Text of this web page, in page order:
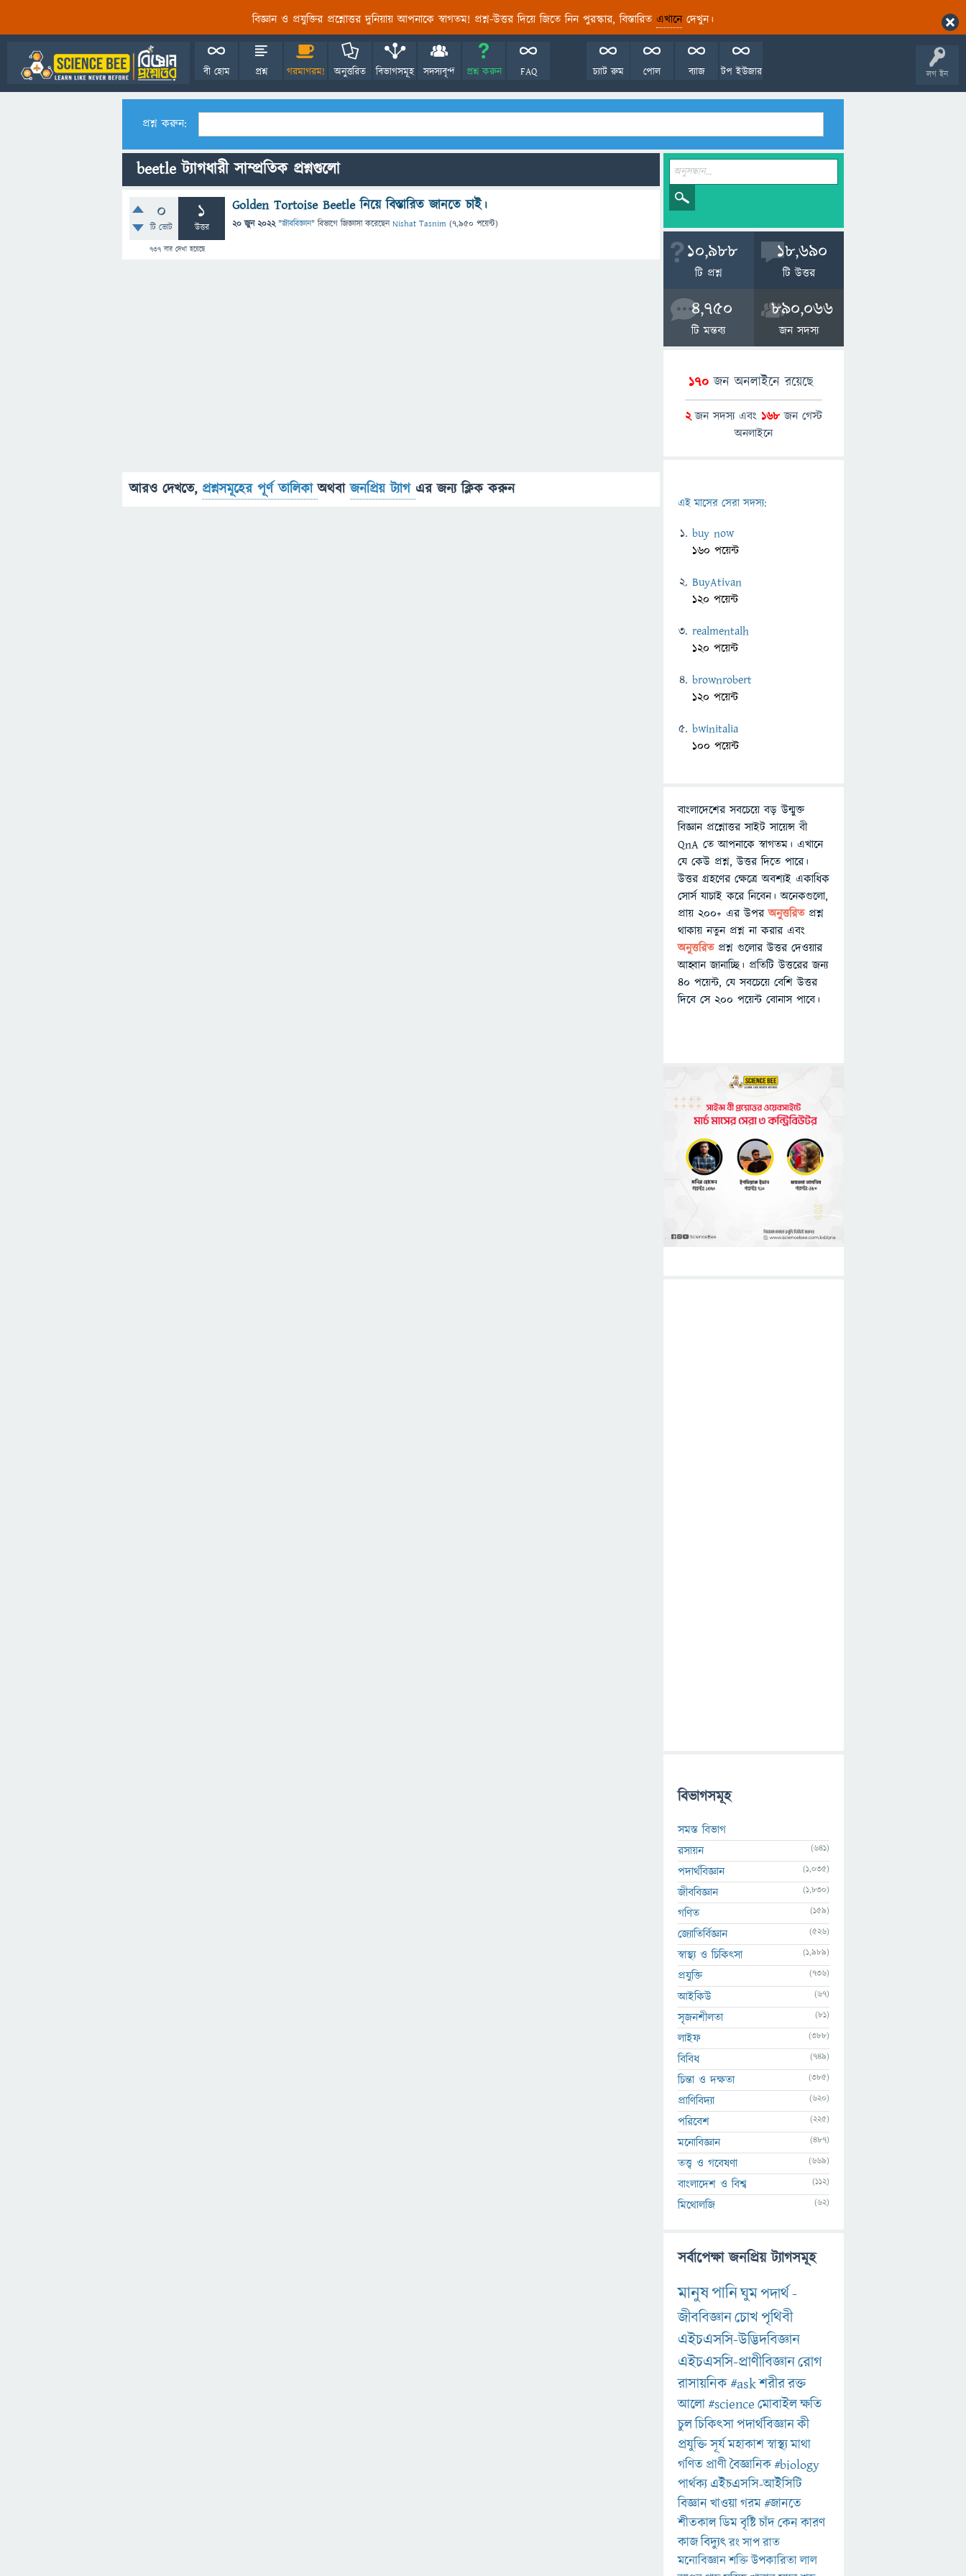
বিজ্ঞান ও প্রযুক্তির প্রশ্নোত্তর দুনিয়ায় আপনাকে স্বাগতম! প্রশ্ন-উত্তর দিয়ে জিতে নিন পুরস্কার, বিস্তারিত এখানেদেখুন।
লগ ইন
বী হোম প্রশ্ন গরমাগরম! অনুত্তরিত বিভাগসমূহ সদস্যবৃন্দ প্রশ্ন করুন FAQ টপ ইউজার
ব্যাজ
পোল
চ্যাট রুম
প্রশ্ন করুন:
beetle ট্যাগধারী সাম্প্রতিক প্রশ্নগুলো
0
টি ভোট
1
উত্তর
737 বার দেখা হয়েছে
Golden Tortoise Beetle নিয়ে বিস্তারিত জানতে চাই।
20 জুন 2022 "জীববিজ্ঞান" বিভাগে জিজ্ঞাসাকরেছেনNishat Tasnim (7,950 পয়েন্ট)
আরও দেখতে, প্রশ্নসমূহের পূর্ণ তালিকাঅথবাজনপ্রিয় ট্যাগ এর জন্য ক্লিক করুন
10,988
টি প্রশ্ন
18,690
টি উত্তর
4,750
টি মন্তব্য
890,066
জন সদস্য
170জন অনলাইনে রয়েছে
2জন সদস্য এবং 168 জন গেস্ট
অনলাইনে
এই মাসের সেরা সদস্য:
buy now
160 পয়েন্ট
BuyAtivan
120 পয়েন্ট
realmentalh
120 পয়েন্ট
brownrobert
120 পয়েন্ট
bwinitalia
100 পয়েন্ট
বাংলাদেশের সবচেয়ে বড় উন্মুক্ত
বিজ্ঞান প্রশ্নোত্তর সাইট সায়েন্স বী
QnA তে আপনাকে স্বাগতম। এখানে
যে কেউ প্রশ্ন, উত্তর দিতে পারে।
উত্তর গ্রহণের ক্ষেত্রে অবশ্যই একাধিক
সোর্স যাচাই করে নিবেন। অনেকগুলো,
প্রায় ২০০+ এর উপরঅনুত্তরিতপ্রশ্ন
থাকায় নতুন প্রশ্ন না করার এবং
অনুত্তরিত প্রশ্ন গুলোর উত্তর দেওয়ার
আহ্বান জানাচ্ছি। প্রতিটি উত্তরের জন্য
৪০ পয়েন্ট, যে সবচেয়ে বেশি উত্তর
দিবে সে ২০০ পয়েন্ট বোনাস পাবে।
বিভাগসমূহ
সমস্ত বিভাগ
রসায়ন
(641)
পদার্থবিজ্ঞান (1,035)
জীববিজ্ঞান (1,830)
গণিত (159)
জ্যোতির্বিজ্ঞান (526)
স্বাস্থ্য ও চিকিৎসা (1,989)
প্রযুক্তি (736)
আইকিউ (67)
সৃজনশীলতা (81)
লাইফ (388)
বিবিধ (749)
চিন্তা ও দক্ষতা (385)
প্রাণিবিদ্যা (620)
পরিবেশ (225)
মনোবিজ্ঞান (487)
তত্ত্ব ও গবেষণা (669)
বাংলাদেশ ও বিশ্ব (112)
মিথোলজি (62)
সর্বাপেক্ষা জনপ্রিয় ট্যাগসমূহ
মানুষপানিঘুমপদার্থ-
জীববিজ্ঞানচোখপৃথিবী
এইচএসসি-উদ্ভিদবিজ্ঞান
এইচএসসি-প্রাণীবিজ্ঞানরোগ
রাসায়নিক#askশরীররক্ত
আলো#scienceমোবাইলক্ষতি
চুলচিকিৎসাপদার্থবিজ্ঞানকী
প্রযুক্তিসূর্যমহাকাশস্বাস্থ্যমাথা
গণিত প্রাণীবৈজ্ঞানিক#biology
পার্থক্য এইচএসসি-আইসিটি
বিজ্ঞানখাওয়াগরম#জানতে
শীতকালডিমবৃষ্টিচাঁদকেনকারণ
কাজবিদ্যুৎরংসাপরাত
মনোবিজ্ঞানশক্তিউপকারিতালাল